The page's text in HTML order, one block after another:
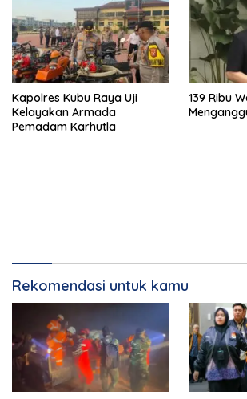
Kapolres Kubu Raya Uji
Kelayakan Armada
Pemadam Karhutla
139 Ribu
Rekomendasi untuk kamu